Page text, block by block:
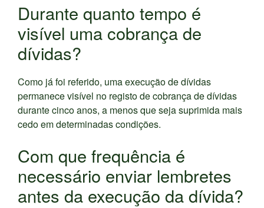
Durante quanto tempo é
visível uma cobrança de
dívidas?
Como já foi referido, uma execução de dívidas
permanece visível no registo de cobrança de dívidas
durante cinco anos, a menos que seja suprimida mais
cedo em determinadas condições.
Com que frequência é
necessário enviar lembretes
antes da execução da dívida?